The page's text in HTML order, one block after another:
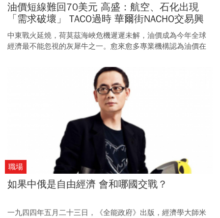
油價短線難回70美元 高盛：航空、石化出現
「需求破壞」 TACO過時 華爾街NACHO交易興
起
中東戰火延燒，荷莫茲海峽危機遲遲未解，油價成為今年全球
經濟最不能忽視的灰犀牛之一。愈來愈多專業機構認為油價在
職場
如果中俄是自由經濟 會和哪國交戰？
一九四四年五月二十三日，《全能政府》出版，經濟學大師米